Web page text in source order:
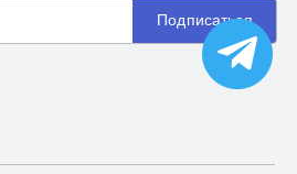
Подписаться